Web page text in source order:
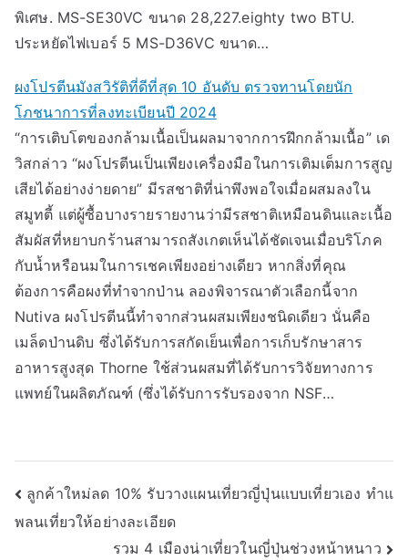
พิเศษ. MS-SE30VC ขนาด 28,227.eighty two BTU.
ประหยัดไฟเบอร์ 5 MS-D36VC ขนาด…
ผงโปรตีนมังสวิรัติที่ดีที่สุด 10 อันดับ ตรวจทานโดยนัก
โภชนาการที่ลงทะเบียนปี 2024
“การเติบโตของกล้ามเนื้อเป็นผลมาจากการฝึกกล้ามเนื้อ” เด
วิสกล่าว “ผงโปรตีนเป็นเพียงเครื่องมือในการเติมเต็มการสูญ
เสียได้อย่างง่ายดาย” มีรสชาติที่น่าพึงพอใจเมื่อผสมลงใน
สมูทตี้ แต่ผู้ซื้อบางรายรายงานว่ามีรสชาติเหมือนดินและเนื้อ
สัมผัสที่หยาบกร้านสามารถสังเกตเห็นได้ชัดเจนเมื่อบริโภค
กับน้ำหรือนมในการเชคเพียงอย่างเดียว หากสิ่งที่คุณ
ต้องการคือผงที่ทำจากป่าน ลองพิจารณาตัวเลือกนี้จาก
Nutiva ผงโปรตีนนี้ทำจากส่วนผสมเพียงชนิดเดียว นั่นคือ
เมล็ดป่านดิบ ซึ่งได้รับการสกัดเย็นเพื่อการเก็บรักษาสาร
อาหารสูงสุด Thorne ใช้ส่วนผสมที่ได้รับการวิจัยทางการ
แพทย์ในผลิตภัณฑ์ (ซึ่งได้รับการรับรองจาก NSF…
Post
navigation
ลูกค้าใหม่ลด 10% รับวางแผนเที่ยวญี่ปุ่นแบบเที่ยวเอง ทำแ
พลนเที่ยวให้อย่างละเอียด
รวม 4 เมืองน่าเที่ยวในญี่ปุ่นช่วงหน้าหนาว